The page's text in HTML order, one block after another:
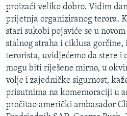
proizaći veliko dobro. Vidim
prijetnja organiziranog terora.
stari sukobi pojaviće se u
stalnog straha i ciklusa
terorista, uvidjećemo da stere i
mogu biti riješene mirno, u
volje i zajedničke sigurnost,
prisutnima na komemoraciji u
pročitao američki ambasador